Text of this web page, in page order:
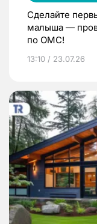
Сделайте
малыша —
по ОМС!
13:10 / 23.07.26